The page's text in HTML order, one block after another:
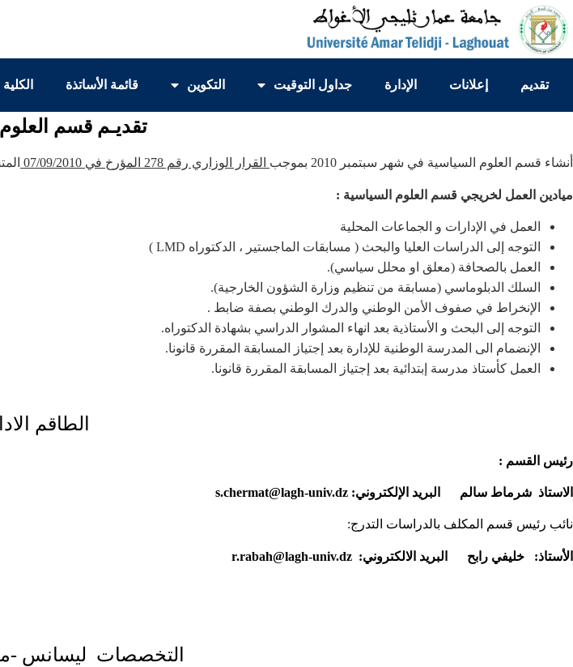
تقديم إعلانات الإدارة جداول التوقيت التكوين قائمة الأساتذة الكلية
تقديـم قسم
أنشاء قسم العلوم السياسية في شهر سبتمبر 2010 بموجب القرار الوزاري رقم 278 المؤرخ في 07/09/2010
ميادين العمل لخريجي قسم العلوم السياسية :
العمل في الإدارات و الجماعات المحلية
التوجه إلى الدراسات العليا والبحث ( مسابقات الماجستير ، الدكتوراه LMD )
العمل بالصحافة (معلق او محلل سياسي).
السلك الدبلوماسي (مسابقة من تنظيم وزارة الشؤون الخارجية).
الإنخراط في صفوف الأمن الوطني والدرك الوطني بصفة ضابط .
التوجه إلى البحث و الأستاذية بعد انهاء المشوار الدراسي بشهادة الدكتوراه.
الإنضمام الى المدرسة الوطنية للإدارة بعد إجتياز المسابقة المقررة قانونا.
العمل كأستاذ مدرسة إبتدائية بعد إجتياز المسابقة المقررة قانونا.
الطاقم
رئيس القسم :
لاستاذ شرماط سالم البريد الإلكتروني: s.chermat@lagh-univ.dz
نائب رئيس قسم المكلف بالدراسات التدرج:
لأستاذ: خليفي رابح البريد الالكتروني: r.rabah@lagh-univ.dz
التخصصات ليسانس -